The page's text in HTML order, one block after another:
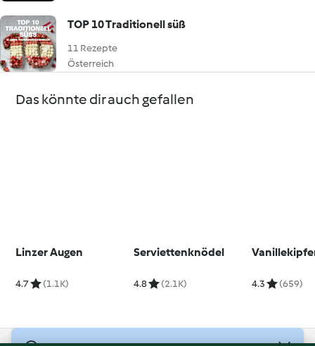
TOP 10 Traditionell süß
11 Rezepte
Österreich
Das könnte dir auch gefallen
Linzer Augen
4.7 (1.1K)
Serviettenknödel
4.8 (2.1K) 4.3 (659)